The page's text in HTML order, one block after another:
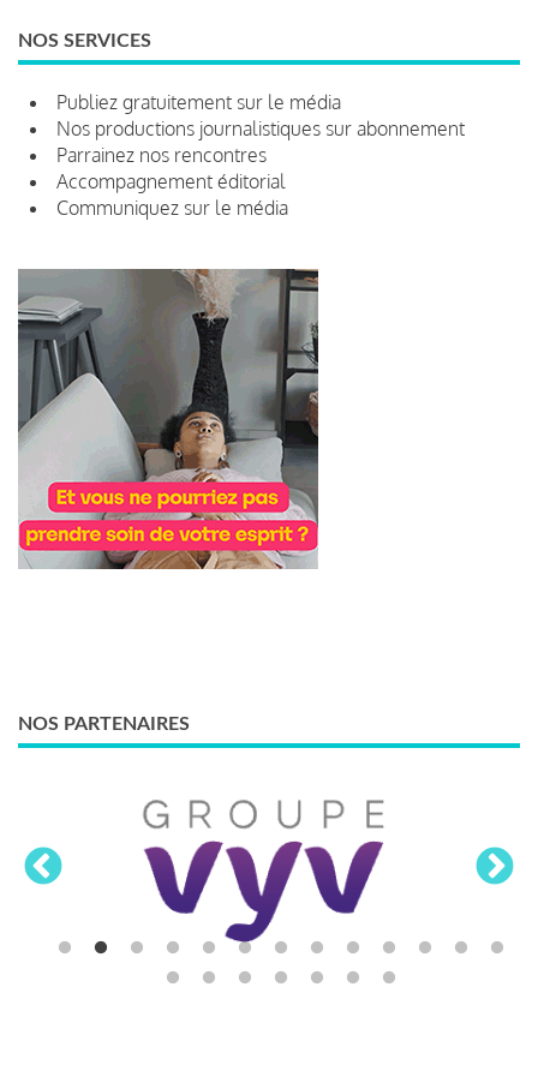
NOS SERVICES
Publiez gratuitement sur le média
Nos productions journalistiques sur abonnement
Parrainez nos rencontres
Accompagnement éditorial
Communiquez sur le média
NOS PARTENAIRES